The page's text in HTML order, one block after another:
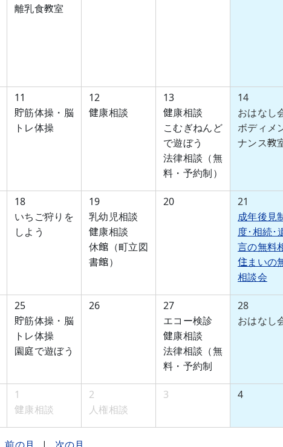
離乳食教室
11
貯筋体操・脳
トレ体操
12
健康相談
13
健康相談
こむぎねんど
で遊ぼう
法律相談（無
料・予約制）
14
おはなし
ボディメ
ナンス教
18
いちご狩りを
しよう
19
乳幼児相談
健康相談
休館（町立図
書館）
20
21
成年後見
度･相続･
言の無料
住まいの
相談会
25
貯筋体操・脳
トレ体操
園庭で遊ぼう
26
27
エコー検診
健康相談
法律相談（無
料・予約制
28
おはなし
1
健康相談
2
人権相談
3 4